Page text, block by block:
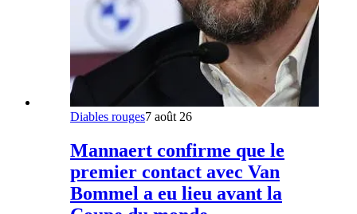
Diables rouges7 août 26
Mannaert confirme que le
premier contact avec Van
Bommel a eu lieu avant la